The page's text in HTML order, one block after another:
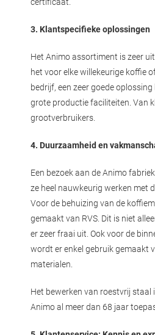
3. Klantspecifieke oplossingen
Het Animo assortiment is zeer
het voor elke willekeurige koffie
bedrijf, een zeer goede
grote productie faciliteiten. Van
grootverbruikers.
4. Duurzaamheid en
Een bezoek aan de Animo
ze heel nauwkeurig werken met
Voor de behuizing van de
gemaakt van RVS. Dit is niet
er zeer fraai uit. Ook voor de
wordt er enkel gebruik gemaakt
materialen.
Het bewerken van roestvrij staal
Animo al meer dan 68 jaar